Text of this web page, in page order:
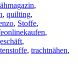
,
, quilting,
, Stoffe,
,
,
, trachtnähen,